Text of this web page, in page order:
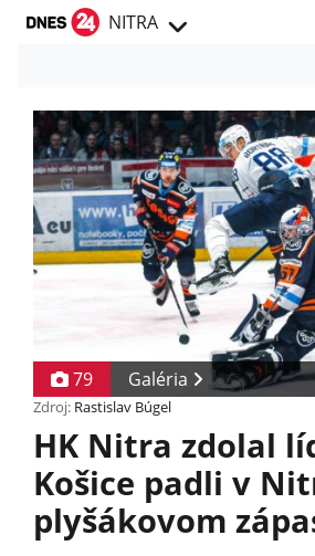
NITRA
79 Galéria
Zdroj: Rastislav Búgel
HK Nitra zdolal
Košice padli v
plyšákovom